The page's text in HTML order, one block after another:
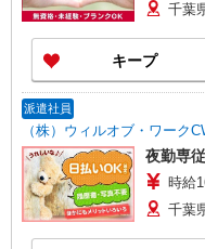
千葉
キープ
派遣社員
（株）ウィルオブ・ワー
夜勤専従
千葉